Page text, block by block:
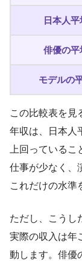
日本人平
俳優の平
モデルの
この比較表を見
年収は、日本人
上回っている
仕事が少なく、
これだけの水準
ただし、こうし
実際の収入は年
動します。俳優